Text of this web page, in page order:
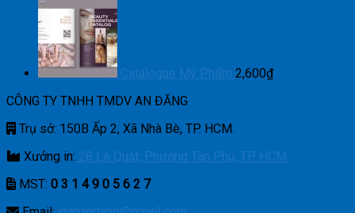
Catalogue Mỹ Phẩm 2,600₫
CÔNG TY TNHH TMDV AN ĐĂNG
Trụ sở: 150B Ấp 2, Xã Nhà Bè, TP. HCM.
Xưởng in: 28 Lê Quát, Phường Tân Phú, TP. HCM.
MST: 0 3 1 4 9 0 5 6 2 7